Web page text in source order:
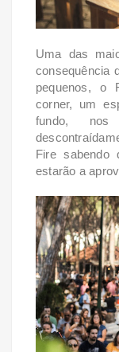
Uma das
consequência
pequenos, o
corner, um
fundo,
Fire
estarão a